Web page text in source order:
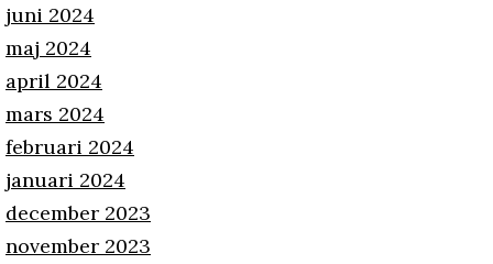
juni 2024
maj 2024
april 2024
mars 2024
februari 2024
januari 2024
december 2023
november 2023